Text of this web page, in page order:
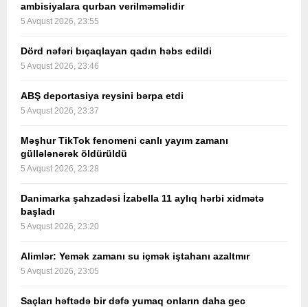
ambisiyalara qurban verilməməlidir
5 Avqust 2026, 23:55
Dörd nəfəri bıçaqlayan qadın həbs edildi
5 Avqust 2026, 23:46
ABŞ deportasiya reysini bərpa etdi
5 Avqust 2026, 23:37
Məşhur TikTok fenomeni canlı yayım zamanı
güllələnərək öldürüldü
5 Avqust 2026, 23:28
Danimarka şahzadəsi İzabella 11 aylıq hərbi xidmətə
başladı
5 Avqust 2026, 23:20
Alimlər: Yemək zamanı su içmək iştahanı azaltmır
5 Avqust 2026, 23:05
Saçları həftədə bir dəfə yumaq onların daha gec